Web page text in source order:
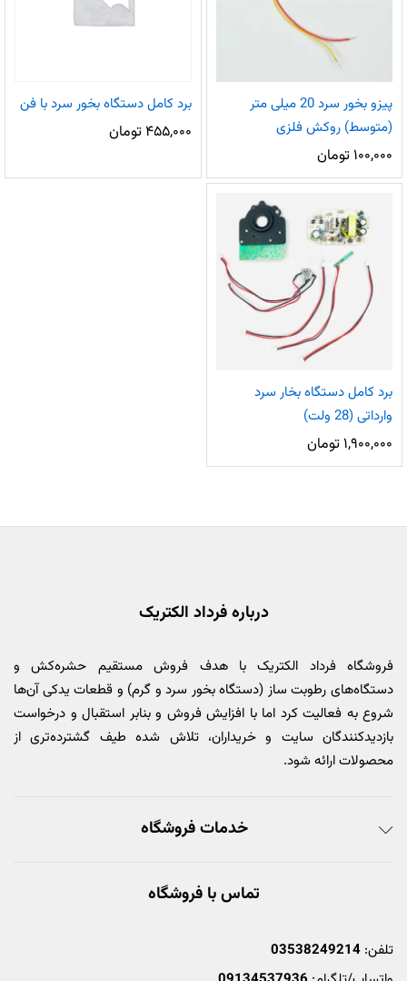
پیزو بخور سرد 20 میلی متر
(متوسط) روکش فلزی
۱۰۰,۰۰۰ تومان
برد کامل دستگاه بخور سرد با فن
۴۵۵,۰۰۰ تومان
برد کامل دستگاه بخار سرد
وارداتی (28 ولت)
۱,۹۰۰,۰۰۰ تومان
درباره فرداد الکتریک
فروشگاه فرداد الکتریک با هدف فروش مستقیم حشره‌کش و
دستگاه‌های رطوبت ساز (دستگاه بخور سرد و گرم) و قطعات یدکی آن‌ها
شروع به فعالیت کرد اما با افزایش فروش و بنابر استقبال و درخواست
بازدیدکنندگان سایت و خریداران، تلاش شده طیف گشترده‌تری از
محصولات ارائه شود.
خدمات فروشگاه
تماس با فروشگاه
تلفن: 03538249214